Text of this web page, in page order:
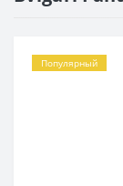
Популярный